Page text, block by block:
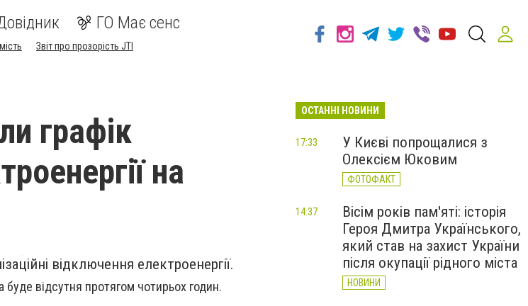
ГО Має сенс
Звіт про прозорість JTI
графік
на
відключення електроенергії.
буде відсутня протягом чотирьох годин.
ОСТАННІ НОВИНИ
У Києві попрощалися з
Олексієм Юковим
ФОТОФАКТ
17:33
Вісім років пам'яті: історія
Героя Дмитра Українського,
який став на захист України
після окупації рідного міста
НОВИНИ
14:37